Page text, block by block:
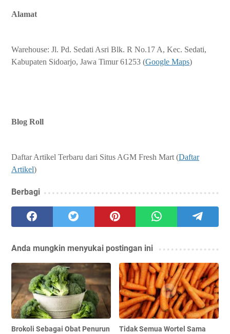
Alamat
Warehouse: Jl. Pd. Sedati Asri Blk. R No.17 A, Kec. Sedati,
Kabupaten Sidoarjo, Jawa Timur 61253 (Google Maps)
Blog Roll
Daftar Artikel Terbaru dari Situs AGM Fresh Mart (Daftar
Artikel)
Berbagi
Anda mungkin menyukai postingan ini
Brokoli Sebagai Obat Penurun
Tidak Semua Wortel Sama